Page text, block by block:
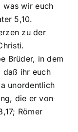
was wir euch
5,10.
zu der
Brüder, in dem
daß ihr euch
unordentlich
die er von
Römer